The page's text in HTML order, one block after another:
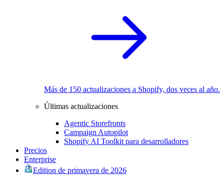
Más de 150 actualizaciones a Shopify, dos veces al año.
Últimas actualizaciones
Agentic Storefronts
Campaign Autopilot
Shopify AI Toolkit para desarrolladores
Precios
Enterprise
Edition de primavera de 2026